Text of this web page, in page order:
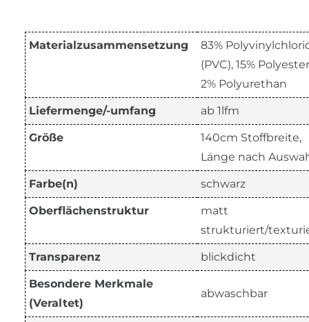
Materialzusammensetzung
83%
(PVC), 15%
2% Polyurethan
Liefermenge/-umfang ab 1lfm
Größe
140cm Stoffbreite,
Länge nach
Farbe(n) schwarz
Oberflächenstruktur
matt
strukturiert/
Transparenz blickdicht
Besondere Merkmale
(Veraltet)
abwaschbar